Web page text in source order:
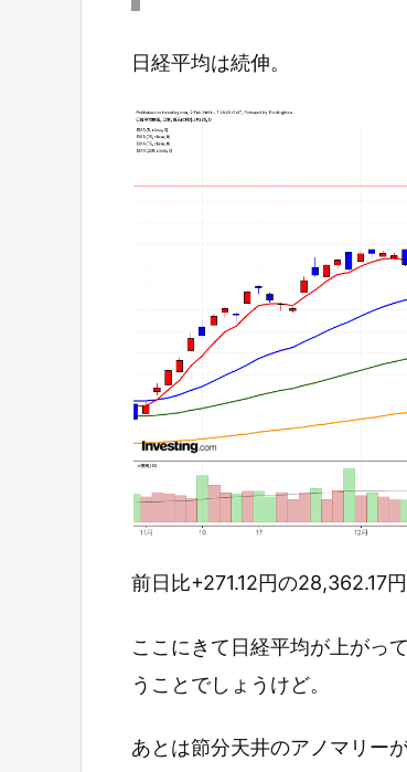
日経平均は続伸。
前日比+271.12円の28,362.17
ここにきて日経平均が上がっ
うことでしょうけど。
あとは節分天井のアノマリー